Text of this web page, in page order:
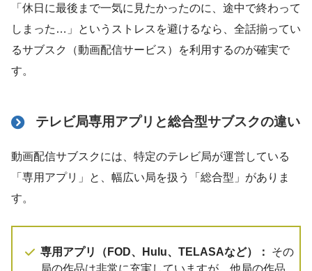
「休日に最後まで一気に見たかったのに、途中で終わって
しまった…」というストレスを避けるなら、全話揃ってい
るサブスク（動画配信サービス）を利用するのが確実で
す。
テレビ局専用アプリと総合型サブスクの違い
動画配信サブスクには、特定のテレビ局が運営している
「専用アプリ」と、幅広い局を扱う「総合型」がありま
す。
専用アプリ（FOD、Hulu、TELASAなど）：
その
局の作品は非常に充実していますが、他局の作品